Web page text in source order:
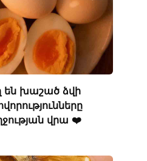
են խաշած ձվի
վրա ❤️